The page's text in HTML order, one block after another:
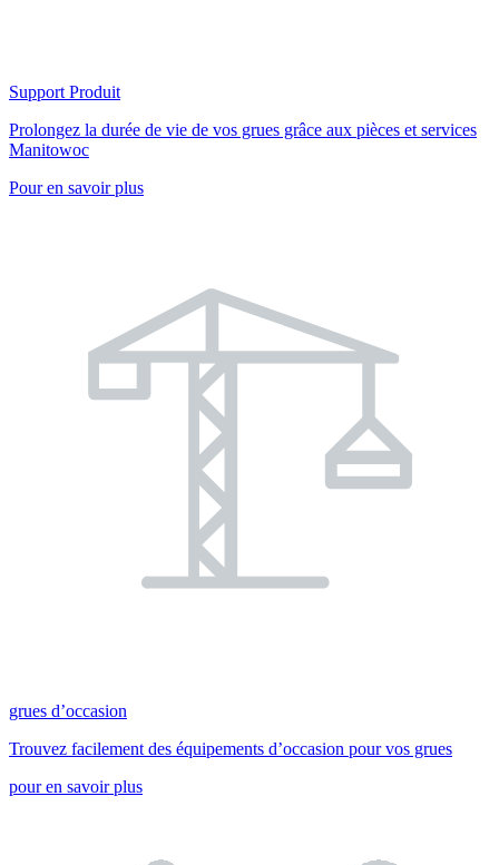
Support Produit
Prolongez la durée de vie de vos grues grâce aux pièces et services
Manitowoc
Pour en savoir plus
grues d’occasion
Trouvez facilement des équipements d’occasion pour vos grues
pour en savoir plus